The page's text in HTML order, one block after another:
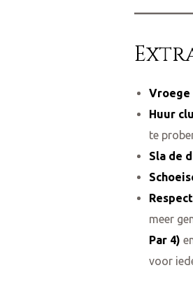
Vroege
Huur
te
Sla de
meer
Par 4)
voor